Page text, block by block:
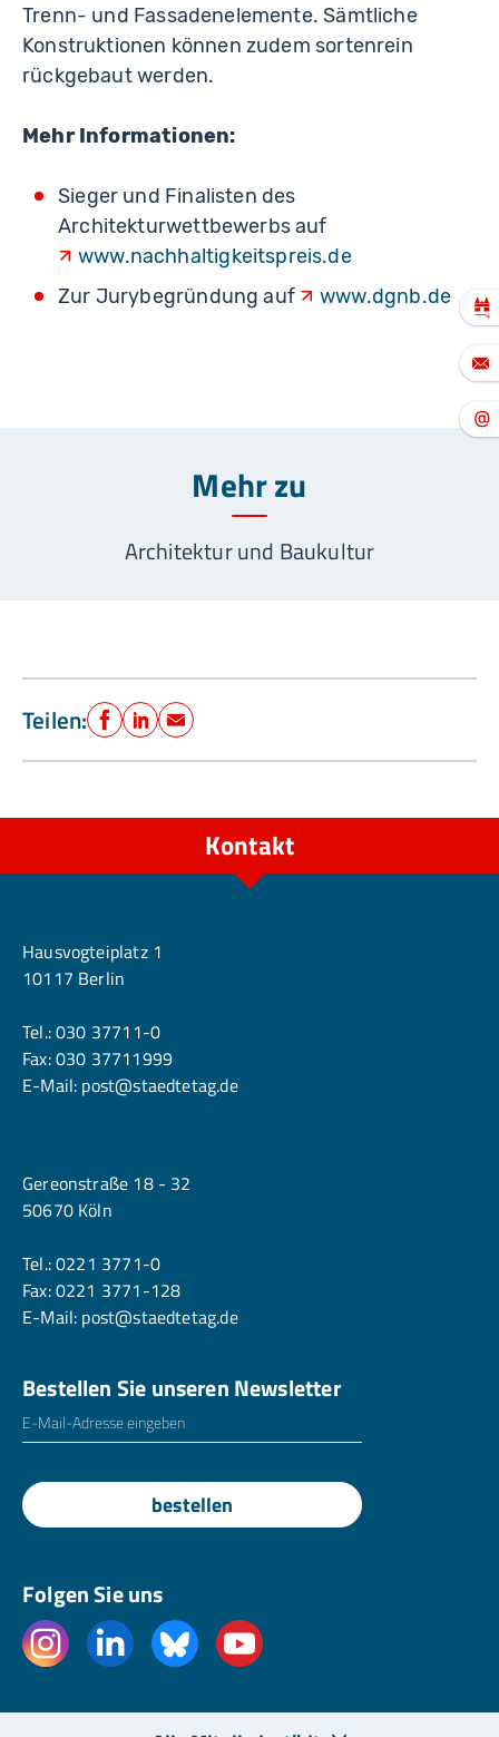
Trenn- und Fassadenelemente. Sämtliche
Konstruktionen können zudem sortenrein
rückgebaut werden.
Mehr Informationen:
Sieger und Finalisten des
Architekturwettbewerbs auf
www.nachhaltigkeitspreis.de
Zur Jurybegründung auf
www.dgnb.de
Mehr zu
Architektur und Baukultur
Teilen: Facebook
LinkedIn
E-Mail
Kontakt
Hausvogteiplatz 1
10117 Berlin
Tel.:030 37711-0
Fax: 030 37711999
E-Mail: post@staedtetag.de
Gereonstraße 18 - 32
50670 Köln
Tel.:0221 3771-0
Fax: 0221 3771-128
E-Mail: post@staedtetag.de
Bestellen Sie unseren Newsletter
E-Mailadresse
bestellen
Folgen Sie uns